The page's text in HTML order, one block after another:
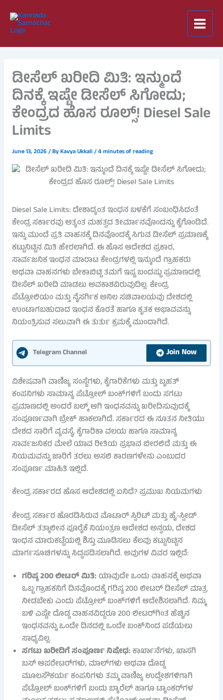
content
ಡೀಸೆಲ್ ಖರೀದಿ ಮಿತಿ: ಇನ್ಮುಂದೆ
ದಿನಕ್ಕೆ ಇಷ್ಟೇ ಡೀಸೆಲ್ ಸಿಗೋದು;
ಕೇಂದ್ರದ ಹೊಸ ರೂಲ್ಸ್! Diesel Sale
Limits
June 13, 2026/ ByKavya Ukkali/4 minutes of reading
Diesel Sale Limits: ದೇಶಾದ್ಯಂತ ಇಂಧನ ಬಳಕೆಗೆ ಸಂಬಂಧಿಸಿದಂತೆ
ಕೇಂದ್ರ ಸರ್ಕಾರವು ಅತ್ಯಂತ ಮಹತ್ವದ ತೀರ್ಮಾನವೊಂದನ್ನು ಕೈಗೊಂಡಿದೆ.
ಇನ್ನು ಮುಂದೆ ಪ್ರತಿ ವಾಹನಕ್ಕೆ ದಿನವೊಂದಕ್ಕೆ ಸಿಗುವ ಡೀಸೆಲ್ ಪ್ರಮಾಣಕ್ಕೆ
ಕಟ್ಟುನಿಟ್ಟಿನ ಮಿತಿ ಹೇರಲಾಗಿದೆ. ಈ ಹೊಸ ಆದೇಶದ ಪ್ರಕಾರ,
ಸಾರ್ವಜನಿಕ ಇಂಧನ ಮಾರಾಟ ಕೇಂದ್ರಗಳಲ್ಲಿ ಇನ್ಮುಂದೆ ಗ್ರಾಹಕರು
ಅಥವಾ ವಾಹನಗಳು ಬೇಕಾಬಿಟ್ಟಿ ತಮಗೆ ಇಷ್ಟ ಬಂದಷ್ಟು ಪ್ರಮಾಣದಲ್ಲಿ
ಡೀಸೆಲ್ ಖರೀದಿ ಮಾಡಲು ಅವಕಾಶವಿರುವುದಿಲ್ಲ. ಕೇಂದ್ರ
ಪೆಟ್ರೋಲಿಯಂ ಮತ್ತು ನೈಸರ್ಗಿಕ ಅನಿಲ ಸಚಿವಾಲಯವು ದೇಶದಲ್ಲಿ
ಉಂಟಾಗಬಹುದಾದ ಇಂಧನ ಕೊರತೆ ಹಾಗೂ ಕೃತಕ ಅಭಾವವನ್ನು
ನಿಯಂತ್ರಿಸುವ ಸಲುವಾಗಿ ಈ ತುರ್ತು ಕ್ರಮಕ್ಕೆ ಮುಂದಾಗಿದೆ.
Telegram Channel Join Now
ವಿಶೇಷವಾಗಿ ವಾಣಿಜ್ಯ ಸಂಸ್ಥೆಗಳು, ಕೈಗಾರಿಕೆಗಳು ಮತ್ತು ಬೃಹತ್
ಕಂಪನಿಗಳು ಸಾಮಾನ್ಯ ಪೆಟ್ರೋಲ್ ಬಂಕ್‌ಗಳಿಗೆ ಬಂದು ಸಗಟು
ಪ್ರಮಾಣದಲ್ಲಿ ಅಂದರೆ ಬಲ್ಕ್ ಆಗಿ ಇಂಧನವನ್ನು ಖರೀದಿಸುವುದಕ್ಕೆ
ಸಂಪೂರ್ಣವಾಗಿ ಬ್ರೇಕ್ ಹಾಕಲಾಗಿದೆ. ಸರ್ಕಾರದ ಈ ನೂತನ ನೀತಿಯು
ದೇಶದ ಸಾರಿಗೆ ವ್ಯವಸ್ಥೆ, ಕೈಗಾರಿಕಾ ವಲಯ ಹಾಗೂ ಸಾಮಾನ್ಯ
ಸಾರ್ವಜನಿಕರ ಮೇಲೆ ಯಾವ ರೀತಿಯ ಪ್ರಭಾವ ಬೀರಲಿದೆ ಮತ್ತು ಈ
ನಿಯಮವನ್ನು ಜಾರಿಗೆ ತರಲು ಅಸಲಿ ಕಾರಣಗಳೇನು ಎಂಬುದರ
ಸಂಪೂರ್ಣ ಮಾಹಿತಿ ಇಲ್ಲಿದೆ.
ಕೇಂದ್ರ ಸರ್ಕಾರದ ಹೊಸ ಆದೇಶದಲ್ಲಿ ಏನಿದೆ? ಪ್ರಮುಖ ನಿಯಮಗಳು
ಕೇಂದ್ರ ಸರ್ಕಾರ ಹೊರಡಿಸಿರುವ ಮೊಟಾರ್ ಸ್ಪಿರಿಟ್ ಮತ್ತು ಹೈ-ಸ್ಪೀಡ್
ಡೀಸೆಲ್ ತತ್ಕಾಲೀನ ಪೂರೈಕೆ ನಿಯಂತ್ರಣ ಆದೇಶದ ಅನ್ವಯ, ದೇಶದ
ಇಂಧನ ಮಾರುಕಟ್ಟೆಯಲ್ಲಿ ಶಿಸ್ತು ಮೂಡಿಸಲು ಕೆಲವು ಕಟ್ಟುನಿಟ್ಟಿನ
ಮಾರ್ಗಸೂಚಿಗಳನ್ನು ಸಿದ್ಧಪಡಿಸಲಾಗಿದೆ. ಅವುಗಳ ವಿವರ ಇಲ್ಲಿದೆ:
ಗರಿಷ್ಠ 200 ಲೀಟರ್ ಮಿತಿ: ಯಾವುದೇ ಒಂದು ವಾಹನಕ್ಕೆ ಅಥವಾ
ಒಬ್ಬ ಗ್ರಾಹಕನಿಗೆ ದಿನವೊಂದಕ್ಕೆ ಗರಿಷ್ಠ 200 ಲೀಟರ್ ಡೀಸೆಲ್ ಮಾತ್ರ
ನೀಡಬೇಕು ಎಂದು ಪೆಟ್ರೋಲ್ ಬಂಕ್‌ಗಳಿಗೆ ಆದೇಶಿಸಲಾಗಿದೆ. ನಿಮ್ಮ
ಬಳಿ ಎಷ್ಟೇ ದೊಡ್ಡ ವಾಹನವಿದ್ದರೂ 200 ಲೀಟರ್‌ಗಿಂತ ಹೆಚ್ಚಿನ
ಇಂಧನವನ್ನು ಒಂದೇ ದಿನದಲ್ಲಿ ಒಂದೇ ಬಂಕ್‌ನಿಂದ ಪಡೆಯಲು
ಸಾಧ್ಯವಿಲ್ಲ.
ಸಗಟು ಖರೀದಿಗೆ ಸಂಪೂರ್ಣ ನಿಷೇಧ:ಕಾರ್ಖಾನೆಗಳು, ಖಾಸಗಿ
ಬಸ್ ಆಪರೇಟರ್‌ಗಳು, ಮಾಲ್‌ಗಳು ಅಥವಾ ದೊಡ್ಡ
ಮೂಲಸೌಕರ್ಯ ಕಂಪನಿಗಳು ತಮ್ಮ ವಾಣಿಜ್ಯ ಉದ್ದೇಶಗಳಿಗಾಗಿ
ಪೆಟ್ರೋಲ್ ಬಂಕ್‌ಗಳಿಗೆ ಬಂದು ಬ್ಯಾರೆಲ್ ಹಾಗೂ ಟ್ಯಾಂಕರ್‌ಗಳ